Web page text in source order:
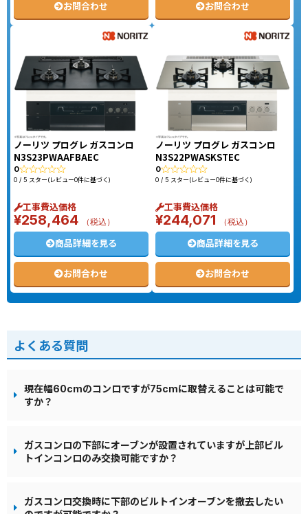
お問合わせ お問合わせ
ノーリツ プログレ ガスコンロ
N3S23PWAAFBAEC
0
0 / 5 スター(レビュー0件に基づく)
工事費込価格
¥258,464 （税込）
商品詳細を見る
お問合わせ
ノーリツ プログレ ガスコンロ
N3S22PWASKSTEC
0
0 / 5 スター(レビュー0件に基づく)
工事費込価格
¥244,071 （税込）
商品詳細を見る
お問合わせ
よくある質問
現在幅60cmのコンロですが75cmに取替えることは可能で
すか？
ガスコンロの下部にオーブンが設置されていますが上部ビル
トインコンロのみ交換可能ですか？
ガスコンロ交換時に下部のビルトインオーブンを撤去したい